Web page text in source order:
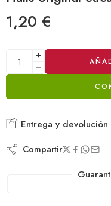
1,20 €
Alternative:
Entrega y devolución
Compartir